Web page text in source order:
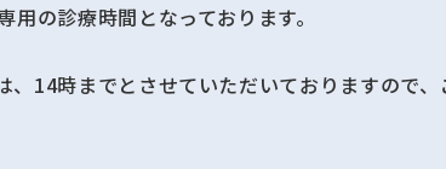
の診療時間となっております。
14時までとさせていただいておりますので、